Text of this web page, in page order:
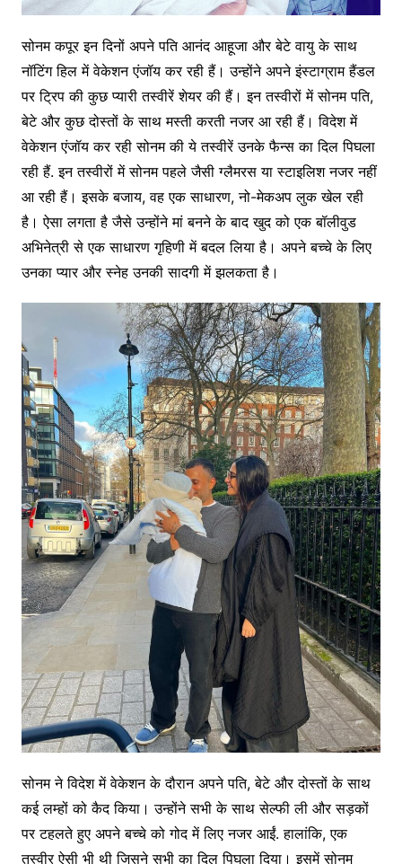
सोनम कपूर इन दिनों अपने पति आनंद आहूजा और बेटे वायु के साथ
नॉटिंग हिल में वेकेशन एंजॉय कर रही हैं। उन्होंने अपने इंस्टाग्राम हैंडल
पर ट्रिप की कुछ प्यारी तस्वीरें शेयर की हैं। इन तस्वीरों में सोनम पति,
बेटे और कुछ दोस्तों के साथ मस्ती करती नजर आ रही हैं। विदेश में
वेकेशन एंजॉय कर रही सोनम की ये तस्वीरें उनके फैन्स का दिल पिघला
रही हैं. इन तस्वीरों में सोनम पहले जैसी ग्लैमरस या स्टाइलिश नजर नहीं
आ रही हैं। इसके बजाय, वह एक साधारण, नो-मेकअप लुक खेल रही
है। ऐसा लगता है जैसे उन्होंने मां बनने के बाद खुद को एक बॉलीवुड
अभिनेत्री से एक साधारण गृहिणी में बदल लिया है। अपने बच्चे के लिए
उनका प्यार और स्नेह उनकी सादगी में झलकता है।
सोनम ने विदेश में वेकेशन के दौरान अपने पति, बेटे और दोस्तों के साथ
कई लम्हों को कैद किया। उन्होंने सभी के साथ सेल्फी ली और सड़कों
पर टहलते हुए अपने बच्चे को गोद में लिए नजर आईं. हालांकि, एक
तस्वीर ऐसी भी थी जिसने सभी का दिल पिघला दिया। इसमें सोनम